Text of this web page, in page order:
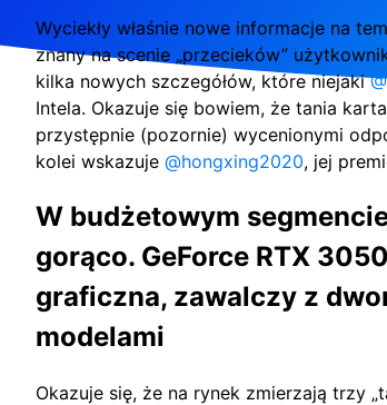
Wyciekły właśnie nowe informacje na
znany na scenie „przecieków”
kilka nowych szczegółów, które niejaki
Intela. Okazuje się bowiem, że tania
przystępnie (pozornie) wycenionymi
kolei wskazuje @hongxing2020, jej
W budżetowym
gorąco. GeForce RTX
graficzna, zawalczy z
modelami
Okazuje się, że na rynek zmierzają trzy